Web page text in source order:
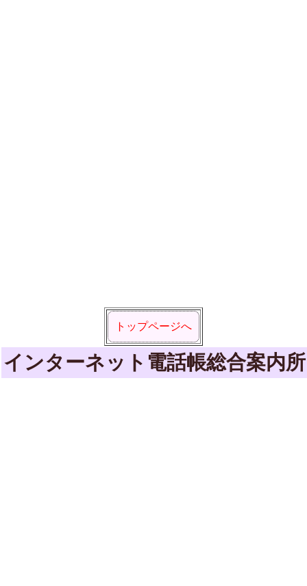
トップページへ
インターネット電話帳総合案内所